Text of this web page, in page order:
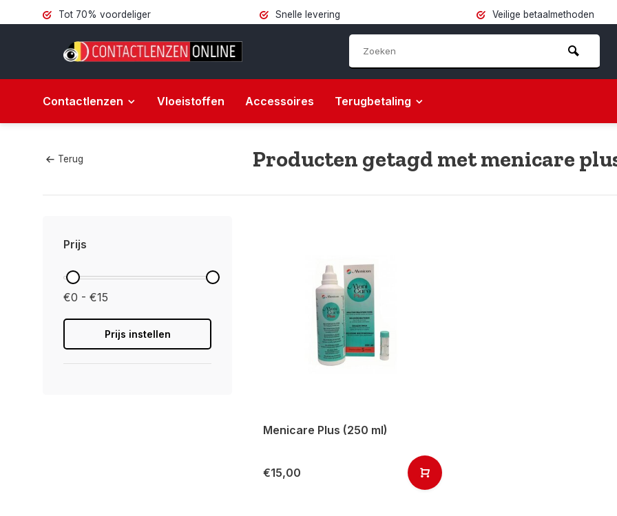
Tot 70% voordeliger Snelle levering Veilige betaalmethoden
Contactlenzen Vloeistoffen Accessoires Terugbetaling
Terug Producten getagd met menicare
Prijs
€0 - €15
Prijs instellen
Menicare Plus (250 ml)
€15,00